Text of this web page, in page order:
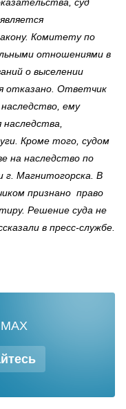
Комитету по
отношениями в
о выселении
отказано. Ответчик
ему
Кроме того, судом
на наследство по
г. Магнитогорска. В
признано право
Решение суда не
в пресс-службе.